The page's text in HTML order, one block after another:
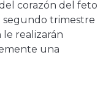
corazón del feto
trimestre
realizarán
una